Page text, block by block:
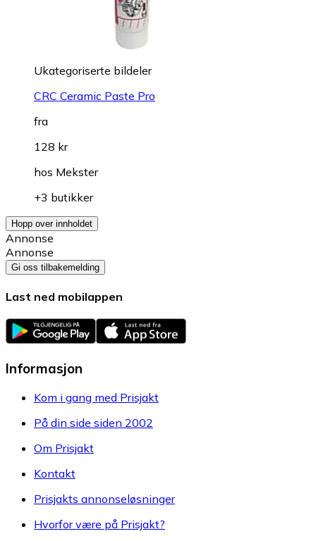
Ukategoriserte bildeler
CRC Ceramic Paste Pro
fra
128 kr
hos Mekster
+3 butikker
Hopp over innholdet
Annonse
Annonse
Gi oss tilbakemelding
Last ned mobilappen
Informasjon
Kom i gang med Prisjakt
På din side siden 2002
Om Prisjakt
Kontakt
Prisjakts annonseløsninger
Hvorfor være på Prisjakt?